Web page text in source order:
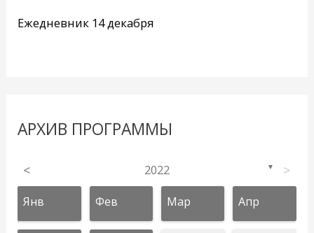
Ежедневник 14 декабря
АРХИВ ПРОГРАММЫ
< 2022 ▼ >
Янв Фев Мар Апр